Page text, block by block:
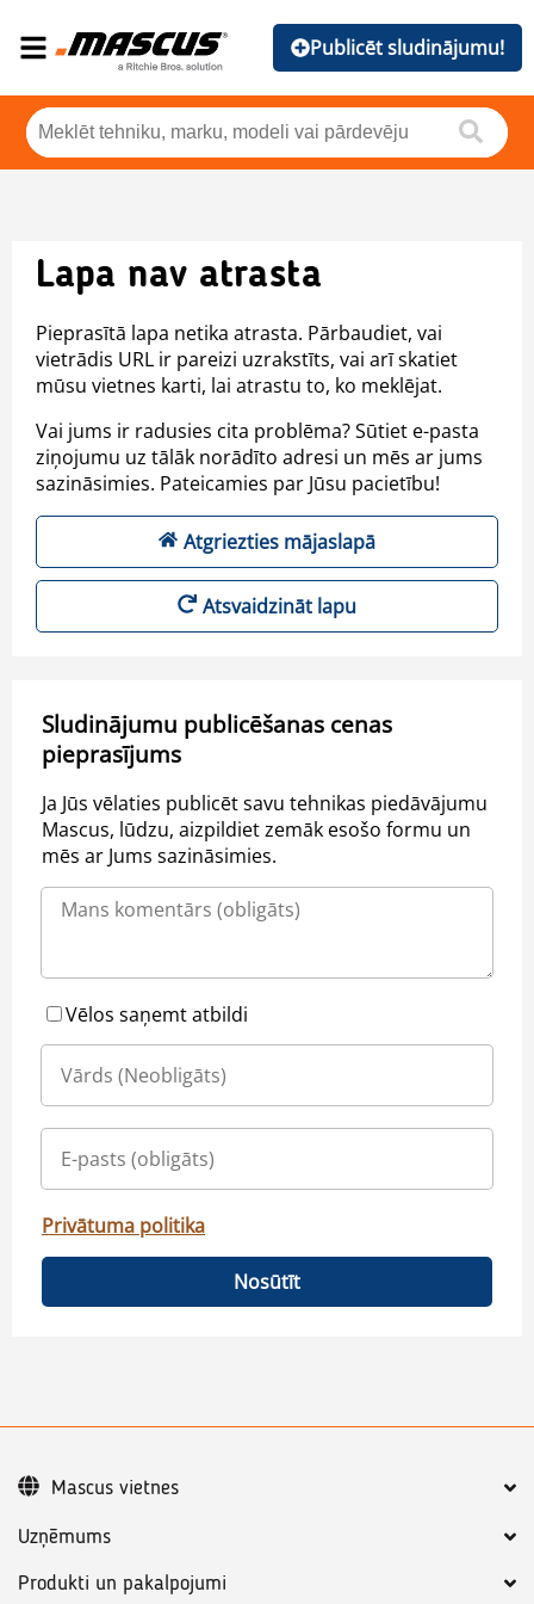
Publicēt sludinājumu!
Lapa nav atrasta
Pieprasītā lapa netika atrasta. Pārbaudiet, vai
vietrādis URL ir pareizi uzrakstīts, vai arī skatiet
mūsu vietnes karti, lai atrastu to, ko meklējat.
Vai jums ir radusies cita problēma? Sūtiet e-pasta
ziņojumu uz tālāk norādīto adresi un mēs ar jums
sazināsimies. Pateicamies par Jūsu pacietību!
Atgriezties mājaslapā
Atsvaidzināt lapu
Sludinājumu publicēšanas cenas
pieprasījums
Ja Jūs vēlaties publicēt savu tehnikas piedāvājumu
Mascus, lūdzu, aizpildiet zemāk esošo formu un
mēs ar Jums sazināsimies.
Vēlos saņemt atbildi
Privātuma politika
Nosūtīt
Uzņēmums
Produkti un pakalpojumi
Mascus vietnes